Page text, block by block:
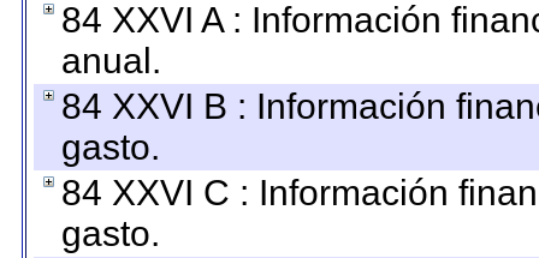
84 XXVI A : Información
anual.
84 XXVI B : Información
gasto.
84 XXVI C : Información
gasto.